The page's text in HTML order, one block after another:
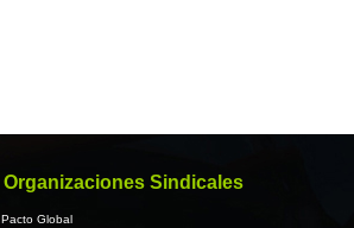
Organizaciones Sindicales
Pacto Global